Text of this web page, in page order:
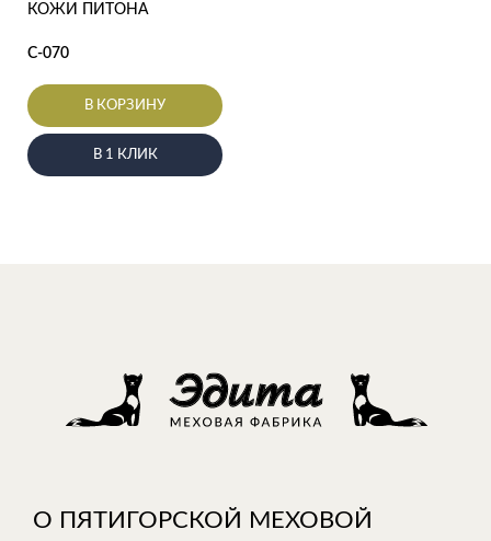
КОЖИ ПИТОНА
С-070
В КОРЗИНУ
В 1 КЛИК
О ПЯТИГОРСКОЙ МЕХОВОЙ